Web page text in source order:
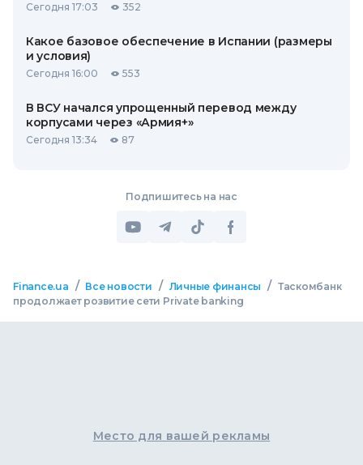
Сегодня 17:03 352
Какое базовое обеспечение в Испании (размеры
и условия)
Сегодня 16:00 553
В ВСУ начался упрощенный перевод между
корпусами через «Армия+»
Сегодня 13:34 87
Подпишитесь на нас
Finance.ua / Все новости / Личные финансы / Таскомбанк
продолжает розвитие сети Private banking
Место для вашей рекламы